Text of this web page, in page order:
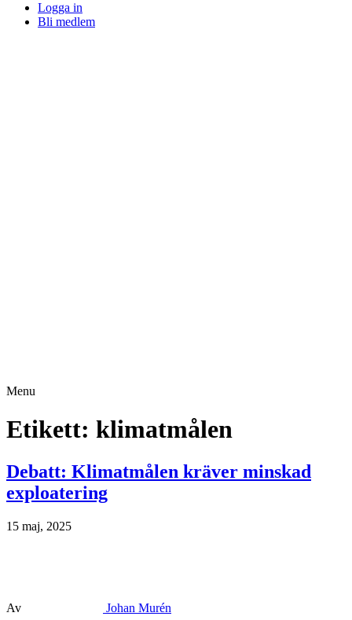
Logga in
Bli medlem
Menu
Etikett: klimatmålen
Debatt: Klimatmålen kräver minskad
exploatering
15 maj, 2025
Av
Johan Murén